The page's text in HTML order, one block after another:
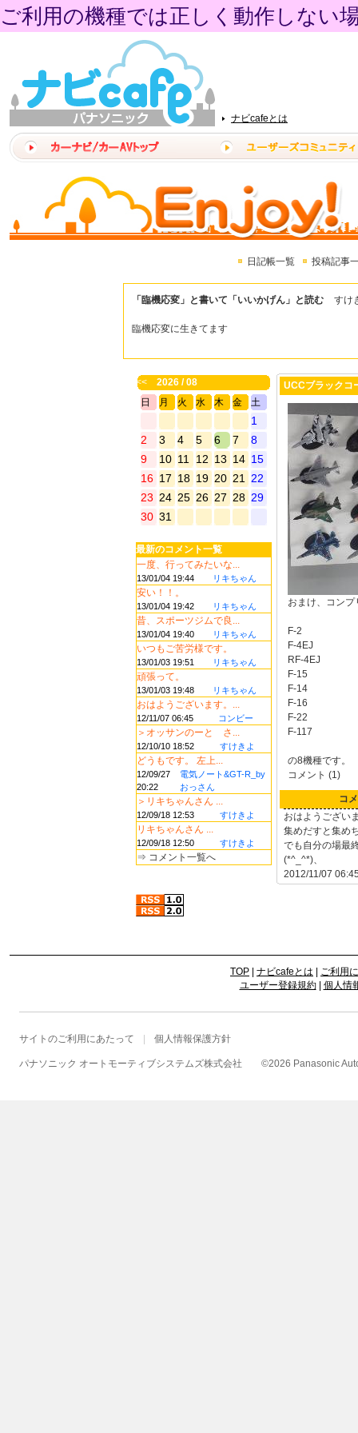
ご利用の機種では正しく動作しない
ナビcafeとは
日記帳一覧 投稿記事
「臨機応変」と書いて「いいかげん」と読む すけ
臨機応変に生きてます
<<
2026 / 08
日
月 火 水 木 金 土
1
2
3 4 5 6 7
8
9
10 11 12 13 14 15
16 17 18 19 20 21
22
23 24 25 26 27 28 29
30 31
最新のコメント一覧
一度、行ってみたいな...
13/01/04 19:44 リキちゃん
安い！！。
13/01/04 19:42 リキちゃん
昔、スポーツジムで良...
13/01/04 19:40 リキちゃん
いつもご苦労様です。
13/01/03 19:51 リキちゃん
頑張って。
13/01/03 19:48 リキちゃん
おはようございます。...
12/11/07 06:45 コンビー
＞オッサンのーと さ...
12/10/10 18:52 すけきよ
どうもです。 左上...
12/09/27
20:22
電気ノート&GT-R_by
おっさん
＞リキちゃんさん ...
12/09/18 12:53 すけきよ
リキちゃんさん ...
12/09/18 12:50 すけきよ
⇒ コメント一覧へ
UCCブラックコ
おまけ、コン
F-2
F-4EJ
RF-4EJ
F-15
F-14
F-16
F-22
F-117
の8機種です。
コメント (1)
コ
おはようござい
集めだすと集め
でも自分の場最
(*^_^*)、
2012/11/07
TOP ナビcafeとは
ご利用
ユーザー登録規約| 個人情
サイトのご利用にあたって 個人情報保護方針
パナソニック オートモーティブシステムズ株式会社 ©2026 Panasonic